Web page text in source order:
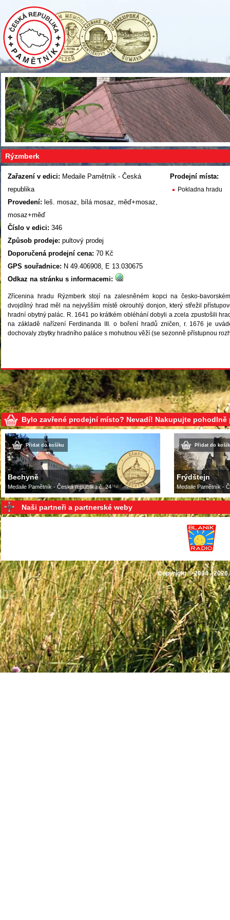
Rýzmberk
Zařazení v edici: Medaile Pamětník - Česká
republika
Provedení: leš. mosaz, bílá mosaz, měď+mosaz,
mosaz+měď
Číslo v edici: 346
Způsob prodeje: pultový prodej
Doporučená prodejní cena: 70 Kč
GPS souřadnice: N 49.406908, E 13.030675
Odkaz na stránku s informacemi:
Prodejní místa:
Pokladna hradu
Zřícenina hradu Rýzmberk stojí na zalesněném kopci na česko-
dvojdílný hrad měl na nejvyšším místě okrouhlý donjon, který střežil
hradní obytný palác. R. 1641 po krátkém obléhání dobyli a zcela zpustošili
na základě nařízení Ferdinanda III. o boření hradů zničen, r. 1676 je
dochovaly zbytky hradního paláce s mohutnou věží (se sezonně přístupnou
Bylo zavřené prodejní místo? Nevadí! Nakupujte
Přidat do košíku
Bechyně
Medaile Pamětník - Česká republika č. 24
Přidat do
Frýdštejn
Medaile Pamětník -
Naši partneři a partnerské weby
Copyright © 2004 -